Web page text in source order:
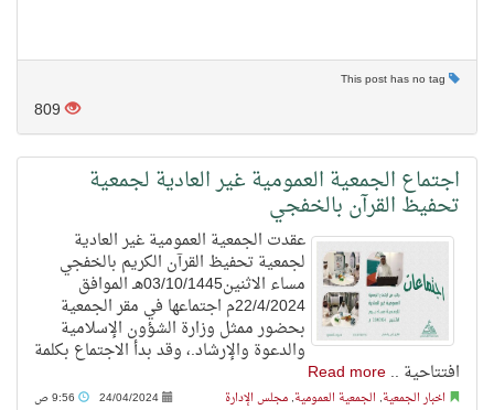
809
اجتماع الجمعية العمومية غير العادية لجمعية
تحفيظ القرآن بالخفجي
عقدت الجمعية العمومية غير العادية
لجمعية تحفيظ القرآن الكريم بالخفجي
مساء الاثنين03/10/1445هـ الموافق
22/4/2024م اجتماعها في مقر الجمعية
بحضور ممثل وزارة الشؤون الإسلامية
والدعوة والإرشاد.، وقد بدأ الاجتماع بكلمة
افتتاحية ..Read more
اخبار الجمعية, الجمعية العمومية, مجلس الإدارة 24/04/2024